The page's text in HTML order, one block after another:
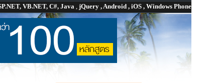
VB.NET, C#, Java , jQuery , Android , iOS , Windows Phone